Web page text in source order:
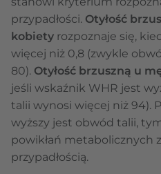
przypadłości. Otyłość
kobiety rozpoznaje się,
więcej niż 0,8 (zwykle
80). Otyłość brzuszną u
jeśli wskaźnik WHR jest
talii wynosi więcej niż 94).
wyższy jest obwód talii,
powikłań metabolicznych
przypadłością.